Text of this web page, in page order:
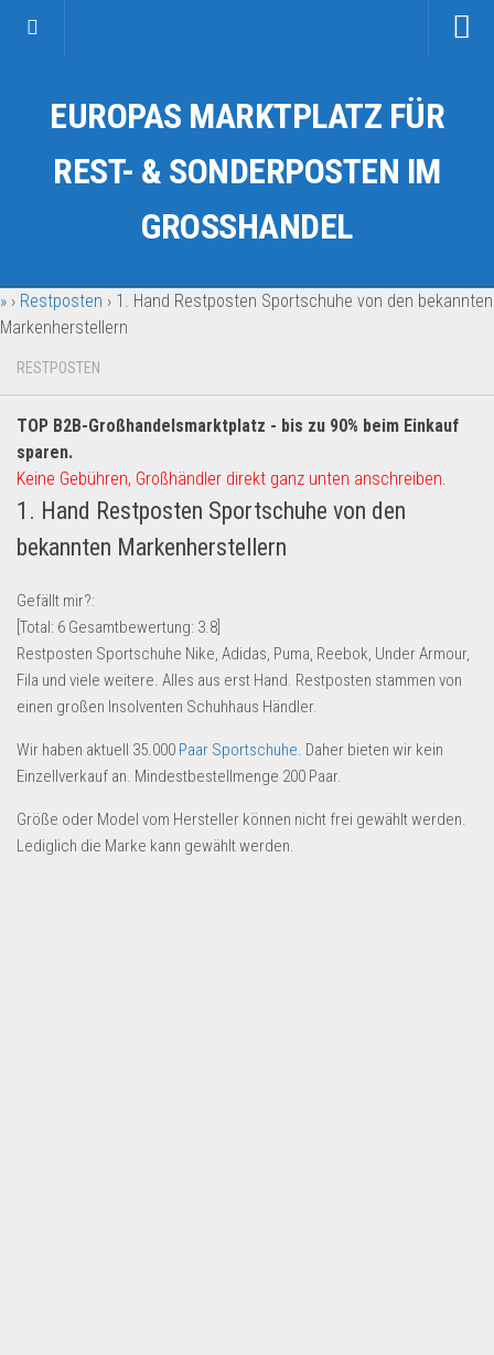
Kategorien
Auto & Motorrad
Fahrzeuge & Transport
Garten & Werkzeug
Geschäft, Büro & Schreibwaren
Geschenkartikel
Handy und Smartphone
Kosmetik & Pflege
Lebensmittel & Getränke
Multimedia & Elektro
Münzen
Spielzeug & Games
Schuhe & Accessoires
Sport & Freizeit
Uhren & Schmuck
Wohnen & Einrichten
Restposten-Angebote
Restposten für Privatpersonen
EUROPAS MARKTPLATZ FÜR
REST- & SONDERPOSTEN IM
GROSSHANDEL
» › Restposten › 1. Hand Restposten Sportschuhe von den bekannten
Markenherstellern
RESTPOSTEN
TOP B2B-Großhandelsmarktplatz - bis zu 90% beim Einkauf
sparen.
Keine Gebühren, Großhändler direkt ganz unten anschreiben.
1. Hand Restposten Sportschuhe von den
bekannten Markenherstellern
Gefällt mir?:
[Total: 6 Gesamtbewertung: 3.8
Restposten Sportschuhe Nike, Adidas, Puma, Reebok, Under Armour,
Fila und viele weitere. Alles aus erst Hand. Restposten stammen von
einen großen Insolventen Schuhhaus Händler.
Wir haben aktuell 35.000 Paar Sportschuhe. Daher bieten wir kein
Einzellverkauf an. Mindestbestellmenge 200 Paar.
Größe oder Model vom Hersteller können nicht frei gewählt werden.
Lediglich die Marke kann gewählt werden.